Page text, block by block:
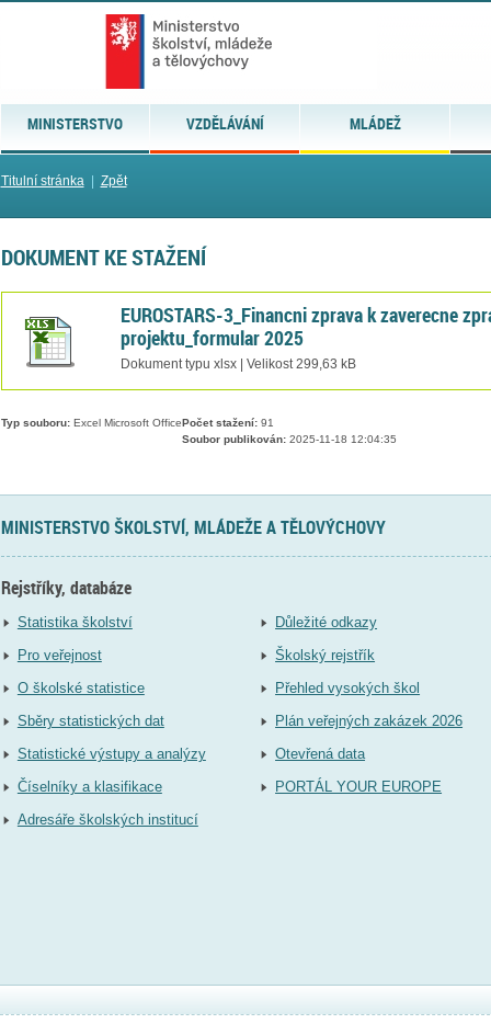
MINISTERSTVO VZDĚLÁVÁNÍ MLÁDEŽ
Titulní stránka| Zpět
DOKUMENT KE STAŽENÍ
EUROSTARS-3_Financni zprava k zaverecne
projektu_formular 2025
Dokument typu xlsx | Velikost 299,63 kB
Typ souboru:Excel Microsoft Office Počet stažení:91
Soubor publikován:2025-11-18 12:04:35
MINISTERSTVO ŠKOLSTVÍ, MLÁDEŽE A TĚLOVÝCHOVY
Rejstříky, databáze
Statistika školství
Pro veřejnost
O školské statistice
Sběry statistických dat
Statistické výstupy a analýzy
Číselníky a klasifikace
Adresáře školských institucí
Důležité odkazy
Školský rejstřík
Přehled vysokých škol
Plán veřejných zakázek 2026
Otevřená data
PORTÁL YOUR EUROPE